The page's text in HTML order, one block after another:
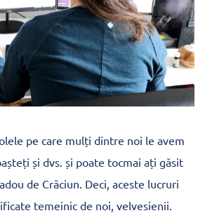
pe care mulți dintre noi le avem
și dvs. și poate tocmai ați găsit
de Crăciun. Deci, aceste lucruri
temeinic de noi, velvesienii.